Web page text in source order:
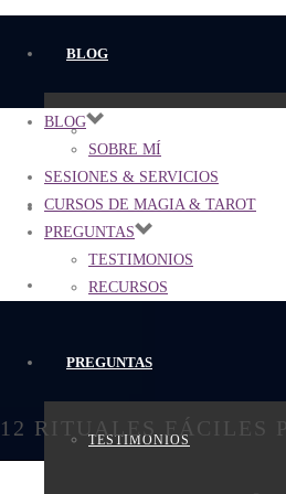
BLOG
SESIONES & SERVICIOS
CURSOS DE MAGIA & TAROT
PREGUNTAS
TESTIMONIOS
BLOG
SOBRE MÍ
SESIONES & SERVICIOS
CURSOS DE MAGIA & TAROT
PREGUNTAS
TESTIMONIOS
RECURSOS
12 RITUALES FÁCILES